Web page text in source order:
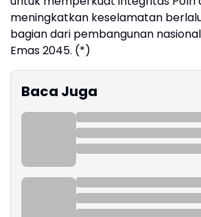
meningkatkan keselamatan
bagian dari pembangunan
Emas 2045. (*)
Baca Juga